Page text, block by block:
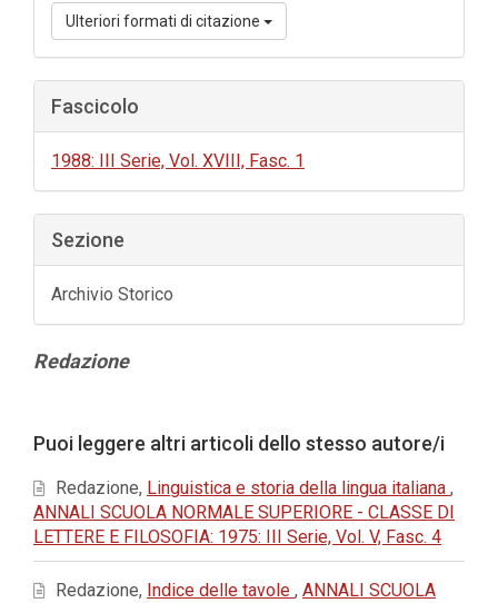
Ulteriori formati di citazione
Fascicolo
1988: III Serie, Vol. XVIII, Fasc. 1
Sezione
Archivio Storico
Contenuto
Redazione
dell'articolo
Puoi leggere altri articoli dello stesso autore/i
Redazione, Linguistica e storia della lingua italiana ,
ANNALI SCUOLA NORMALE SUPERIORE - CLASSE DI
LETTERE E FILOSOFIA: 1975: III Serie, Vol. V, Fasc. 4
Redazione, Indice delle tavole , ANNALI SCUOLA